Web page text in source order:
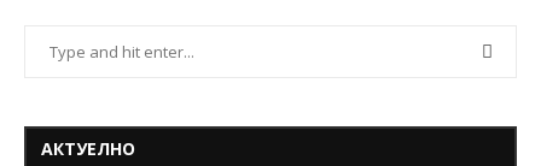
АКТУЕЛНО